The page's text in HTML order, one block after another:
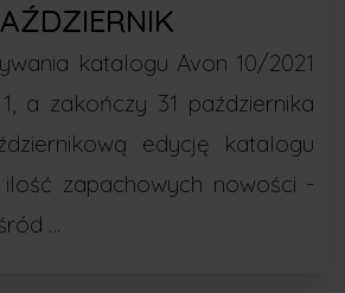
katalogu Avon 10/2021
a zakończy 31 października
edycję katalogu
zapachowych nowości -
…